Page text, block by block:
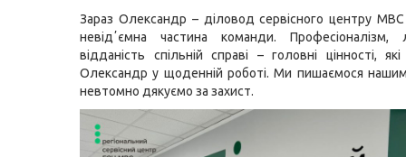
Зараз Олександр –діловод сервісного центру МВС
невідʼємна частина команди. Професіоналізм,
відданість спільній справі – головні цінності,
Олександр у щоденній роботі. Ми пишаємося
невтомно дякуємо за захист.